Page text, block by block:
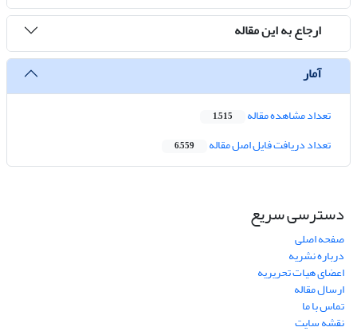
ارجاع به این مقاله
آمار
تعداد مشاهده مقاله 1,515
تعداد دریافت فایل اصل مقاله 6,559
دسترسی سریع
صفحه اصلی
درباره نشریه
اعضای هیات تحریریه
ارسال مقاله
تماس با ما
نقشه سایت